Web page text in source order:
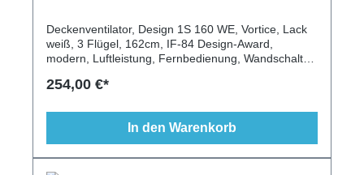
Deckenventilator, Design 1S 160 WE, Vortice, Lack
weiß, 3 Flügel, 162cm, IF-84 Design-Award,
modern, Luftleistung, Fernbedienung, Wandschalter,
254,00 €*
In den Warenkorb